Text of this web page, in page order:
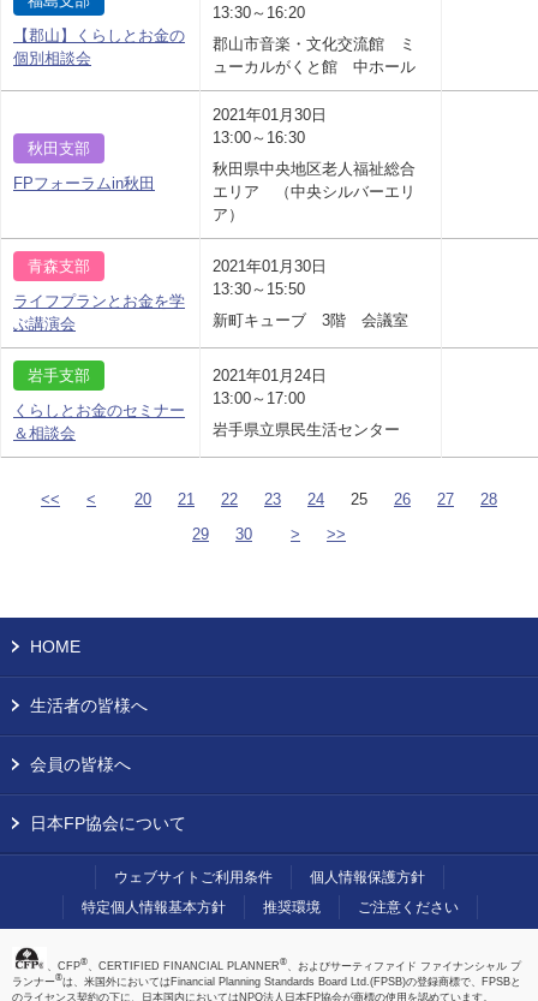
【郡山】くらしとお金の
個別相談会
13:30～16:20
郡山市音楽・文化交流館 ミ
ューカルがくと館 中ホール
秋田支部
FPフォーラムin秋田
2021年01月30日
13:00～16:30
秋田県中央地区老人福祉総合
エリア （中央シルバーエリ
ア）
青森支部
ライフプランとお金を学
ぶ講演会
2021年01月30日
13:30～15:50
新町キューブ 3階 会議室
岩手支部
くらしとお金のセミナー
＆相談会
2021年01月24日
13:00～17:00
岩手県立県民生活センター
<< < 20 21 22 23 24 25 26 27
28
29
30 > >>
HOME
生活者の皆様へ
会員の皆様へ
日本FP協会について
ウェブサイトご利用条件
個人情報保護方針
特定個人情報基本方針
推奨環境 ご注意ください
、CFP®、CERTIFIED FINANCIAL PLANNER®、およびサーティファイド ファイナンシャル プ
ランナー®は、米国外においてはFinancial Planning Standards Board Ltd.(FPSB)の登録商標で、FPSBと
のライセンス契約の下に、日本国内においてはNPO法人日本FP協会が商標の使用を認めています。